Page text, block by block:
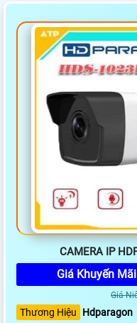
CAMERA IP
Giá Khuyến
Giá
Thương Hiệu
Hdparagon